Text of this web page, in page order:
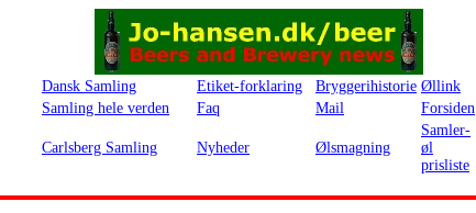
Dansk Samling Etiket-forklaring Bryggerihistorie Øllink
Samling hele verden
Faq Mail Forsiden
Carlsberg Samling Nyheder Ølsmagning
Samler-
øl
prisliste